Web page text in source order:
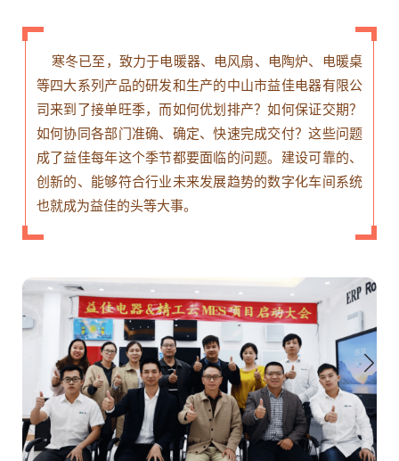
寒冬已至，致力于电暖器、电风扇、电陶炉、电暖桌
等四大系列产品的研发和生产的中山市益佳电器有限公
司来到了接单旺季，而如何优划排产？如何保证交期？
如何协同各部门准确、确定、快速完成交付？这些问题
成了益佳每年这个季节都要面临的问题。建设可靠的、
创新的、能够符合行业未来发展趋势的数字化车间系统
也就成为益佳的头等大事。